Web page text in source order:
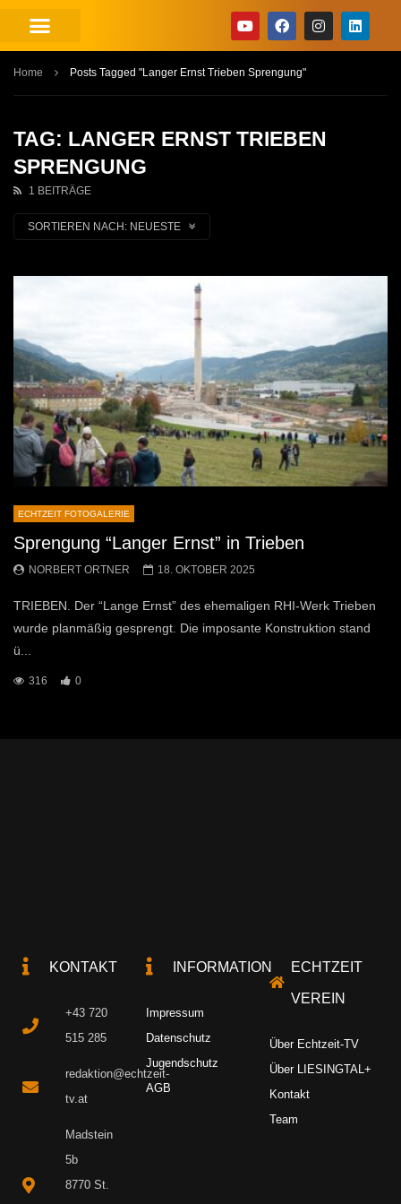
Home Posts Tagged "Langer Ernst Trieben Sprengung"
TAG: LANGER ERNST TRIEBEN
SPRENGUNG
1 BEITRÄGE
SORTIEREN NACH: NEUESTE
ECHTZEIT FOTOGALERIE
Sprengung “Langer Ernst” in Trieben
NORBERT ORTNER 18. OKTOBER 2025
TRIEBEN. Der “Lange Ernst” des ehemaligen RHI-Werk Trieben
wurde planmäßig gesprengt. Die imposante Konstruktion stand
ü...
316 0
KONTAKT
+43 720
515 285
redaktion@echtzeit-
tv.at
Madstein
5b
8770 St.
INFORMATION
Impressum
Datenschutz
Jugendschutz
AGB
ECHTZEIT
VEREIN
Über Echtzeit-TV
Über LIESINGTAL+
Kontakt
Team